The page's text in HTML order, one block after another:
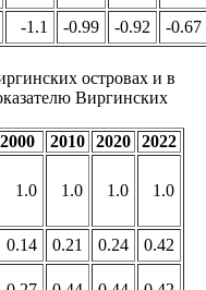
-1.1 -0.99 -0.92 -0.67
островах и в
Виргинских
2000 2010 2020 2022
1.0 1.0 1.0 1.0
0.14 0.21 0.24
0.42